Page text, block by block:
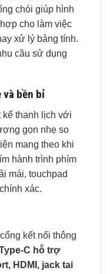
chói giúp hình
cho làm việc
xử lý bảng tính.
cầu sử dụng
bền bỉ
kế thanh lịch với
gọn nhẹ so
mang theo khi
hành trình phím
mái, touchpad
xác.
kết nối thông
C hỗ trợ
HDMI, jack tai